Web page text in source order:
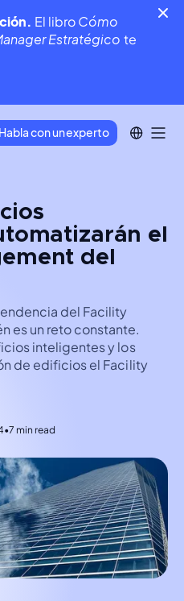
El libroCómo
Estratégico te
Habla con un experto
el
del
del Facility
es un reto constante.
inteligentes y los
de edificios el Facility
•7 min read